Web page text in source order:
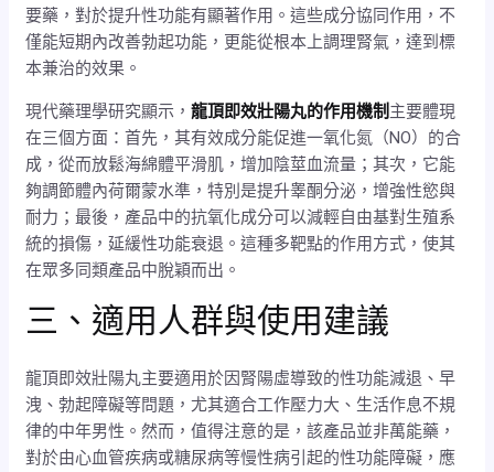
要藥，對於提升性功能有顯著作用。這些成分協同作用，不
僅能短期內改善勃起功能，更能從根本上調理腎氣，達到標
本兼治的效果。
現代藥理學研究顯示，龍頂即效壯陽丸的作用機制 主要體現
在三個方面：首先，其有效成分能促進一氧化氮（NO）的合
成，從而放鬆海綿體平滑肌，增加陰莖血流量；其次，它能
夠調節體內荷爾蒙水準，特別是提升睾酮分泌，增強性慾與
耐力；最後，產品中的抗氧化成分可以減輕自由基對生殖系
統的損傷，延緩性功能衰退。這種多靶點的作用方式，使其
在眾多同類產品中脫穎而出。
三、適用人群與使用建議
龍頂即效壯陽丸主要適用於因腎陽虛導致的性功能減退、早
洩、勃起障礙等問題，尤其適合工作壓力大、生活作息不規
律的中年男性。然而，值得注意的是，該產品並非萬能藥，
對於由心血管疾病或糖尿病等慢性病引起的性功能障礙，應